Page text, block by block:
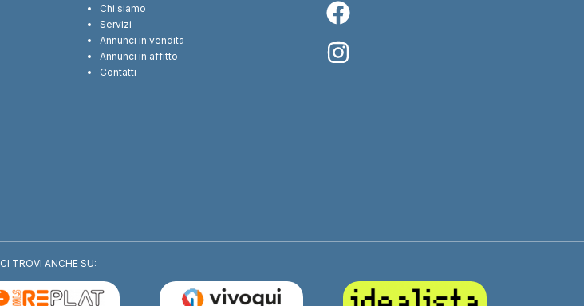
Chi siamo
Servizi
Annunci in vendita
Annunci in affitto
Contatti
CI TROVI ANCHE SU: